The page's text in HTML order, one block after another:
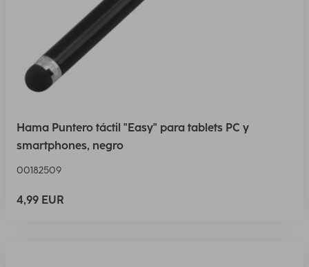
Hama Puntero táctil "Easy" para tablets PC y
smartphones, negro
00182509
4,99 EUR